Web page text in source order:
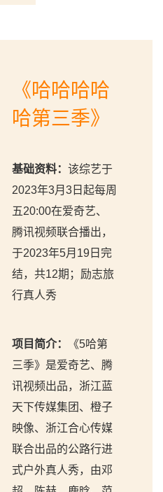
《哈哈哈哈
哈第三季》
基础资料：该综艺于
2023年3月3日起每周
五20:00在爱奇艺、
腾讯视频联合播出，
于2023年5月19日完
结，共12期；励志旅
行真人秀
项目简介：
《5哈第
三季》是爱奇艺、腾
讯视频出品，浙江蓝
天下传媒集团、橙子
映像、浙江合心传媒
联合出品的公路行进
式户外真人秀，由邓